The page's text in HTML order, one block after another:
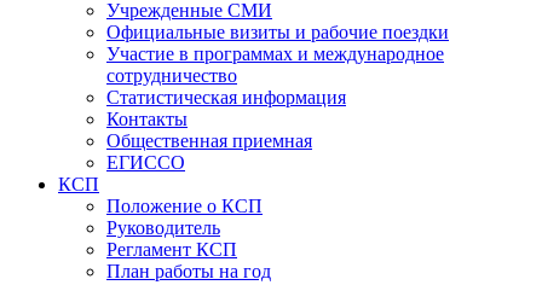
Учрежденные СМИ
Официальные визиты и рабочие поездки
Участие в программах и международное
сотрудничество
Статистическая информация
Контакты
Общественная приемная
ЕГИССО
КСП
Положение о КСП
Руководитель
Регламент КСП
План работы на год